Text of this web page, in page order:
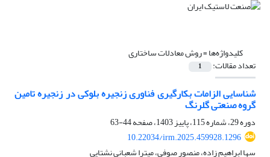
کلیدواژه‌ها =روش معادلات ساختاری
تعداد مقالات: 1
شناسایی الزامات بکارگیری فناوری زنجیره بلوکی در زنجیره تامین
گروه صنعتی گلرنگ
دوره 29، شماره 115، پاییز 1403، صفحه
44-63
10.22034/irm.2025.459928.1296
سها ابراهیم زاده، منصور صوفی، میترا شعبانی نشتایی